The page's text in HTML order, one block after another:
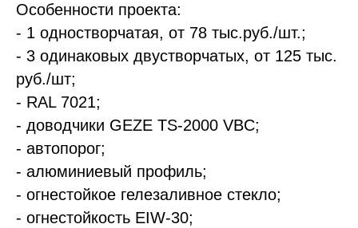
Особенности проекта:
- 1 одностворчатая, от 78 тыс.руб./шт.;
- 3 одинаковых двустворчатых, от 125 тыс.
руб./шт;
- RAL 7021;
- доводчики GEZE TS-2000 VBC;
- автопорог;
- алюминиевый профиль;
- огнестойкое гелезаливное стекло;
- огнестойкость EIW-30;